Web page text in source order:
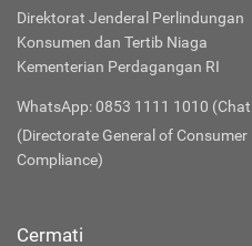
Direktorat Jenderal Perlindungan
Konsumen dan Tertib Niaga
Kementerian Perdagangan RI
WhatsApp: 0853 1111 1010
(Directorate General of
Compliance)
Cermati